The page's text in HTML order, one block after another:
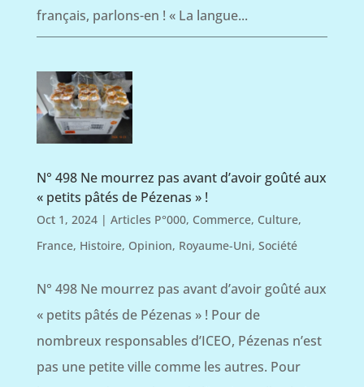
français, parlons-en ! « La langue...
N° 498 Ne mourrez pas avant d’avoir goûté aux
« petits pâtés de Pézenas » !
Oct 1, 2024| Articles P°000, Commerce, Culture,
France, Histoire, Opinion, Royaume-Uni, Société
N° 498 Ne mourrez pas avant d’avoir goûté aux
« petits pâtés de Pézenas » ! Pour de
nombreux responsables d’ICEO, Pézenas n’est
pas une petite ville comme les autres. Pour